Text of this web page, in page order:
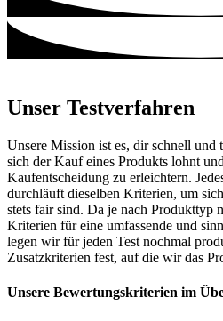
Unser Testverfahren
Unsere Mission ist es, dir schnell und
sich der Kauf eines Produkts lohnt
Kaufentscheidung zu erleichtern.
durchläuft dieselben Kriterien, um
stets fair sind. Da je nach Produkttyp
Kriterien für eine umfassende und
legen wir für jeden Test nochmal
Zusatzkriterien fest, auf die wir das
Unsere Bewertungskriterien im